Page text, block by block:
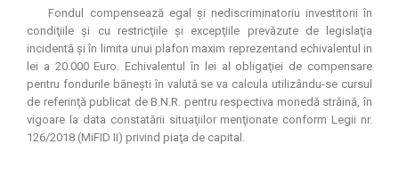
Fondul compensează egal şi nediscriminatoriu investitorii în
condiţiile şi cu restricţiile şi excepţiile prevăzute de legislaţia
incidentă şi în limita unui plafon maxim reprezentand echivalentul in
lei a 20.000 Euro. Echivalentul în lei al obligaţiei de compensare
pentru fondurile băneşti în valută se va calcula utilizându-se cursul
de referinţă publicat de B.N.R. pentru respectiva monedă străină, în
vigoare la data constatării situaţiilor menţionate conform Legii nr.
126/2018 (MiFID II) privind piaţa de capital.